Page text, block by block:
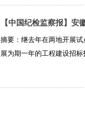
【中国纪检监察报】
摘要：继去年在两地开展
展为期一年的工程建设招